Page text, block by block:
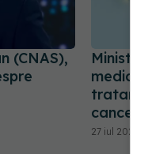
(CNAS),
Ministerul
cancer,
27 iul 2026, 16:17